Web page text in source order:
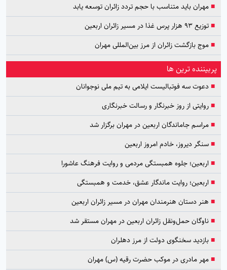
■مهران باید متناسب با حجم تردد زائران توسعه یابد
■توزیع ۹۳ هزار پرس غذا در مسیر زائران اربعین
■موج بازگشت زائران از مرز بین‌المللی مهران
پربیننده ترین ها
■دعوت سه فوتبالیست ایلامی به تیم ملی نوجوانان
■روایتی از روز خبرنگار و رسالت خبرنگاری
■مراسم جاماندگان اربعین در مهران برگزار شد
■سنگر دیروز، خادم امروز اربعین
■ اربعین؛ جلوه همبستگی مردمی و روایت فرهنگ عاشورا
■ اربعین؛ روایت ماندگار عشق، خدمت و همبستگی
■ هنر دستان هنرمندان مهران در مسیر زائران اربعین
■ناوگان حمل‌ونقل زائران اربعین در مهران مستقر شد
■بازدید سخنگوی دولت از مرز دهلران
■مهر مادری در موکب حضرت رقیه (س) مهران